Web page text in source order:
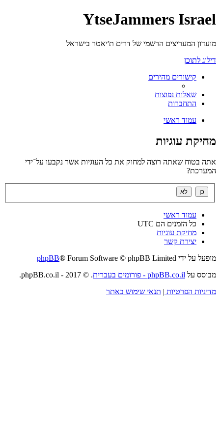
YtseJammers Israel
מועדון המעריצים הרשמי של דרים ת'יאטר בישראל
דילוג לתוכן
קישורים מהירים
שאלות נפוצות
התחברות
עמוד ראשי
מחיקת עוגיות
אתה בטוח שאתה רוצה למחוק את כל העוגיות אשר נקבעו על־ידי
המערכת?
עמוד ראשי
כל הזמנים הם UTC
מחיקת עוגיות
יצירת קשר
מופעל על ידי
phpBB® Forum Software © phpBB Limited
מבוסס על phpBB.co.il - פורומים בעברית
. © 2017 - phpBB.co.il.
מדיניות הפרטיות | תנאי שימוש באתר